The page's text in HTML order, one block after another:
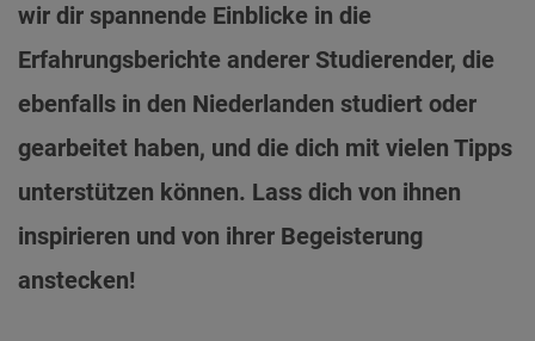
wir dir spannende Einblicke in die
Erfahrungsberichte anderer Studierender, die
ebenfalls in den Niederlanden studiert oder
gearbeitet haben, und die dich mit vielen Tipps
unterstützen können. Lass dich von ihnen
inspirieren und von ihrer Begeisterung
anstecken!